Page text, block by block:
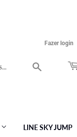
Fazer login
Procurar
LINE SKY JUMP